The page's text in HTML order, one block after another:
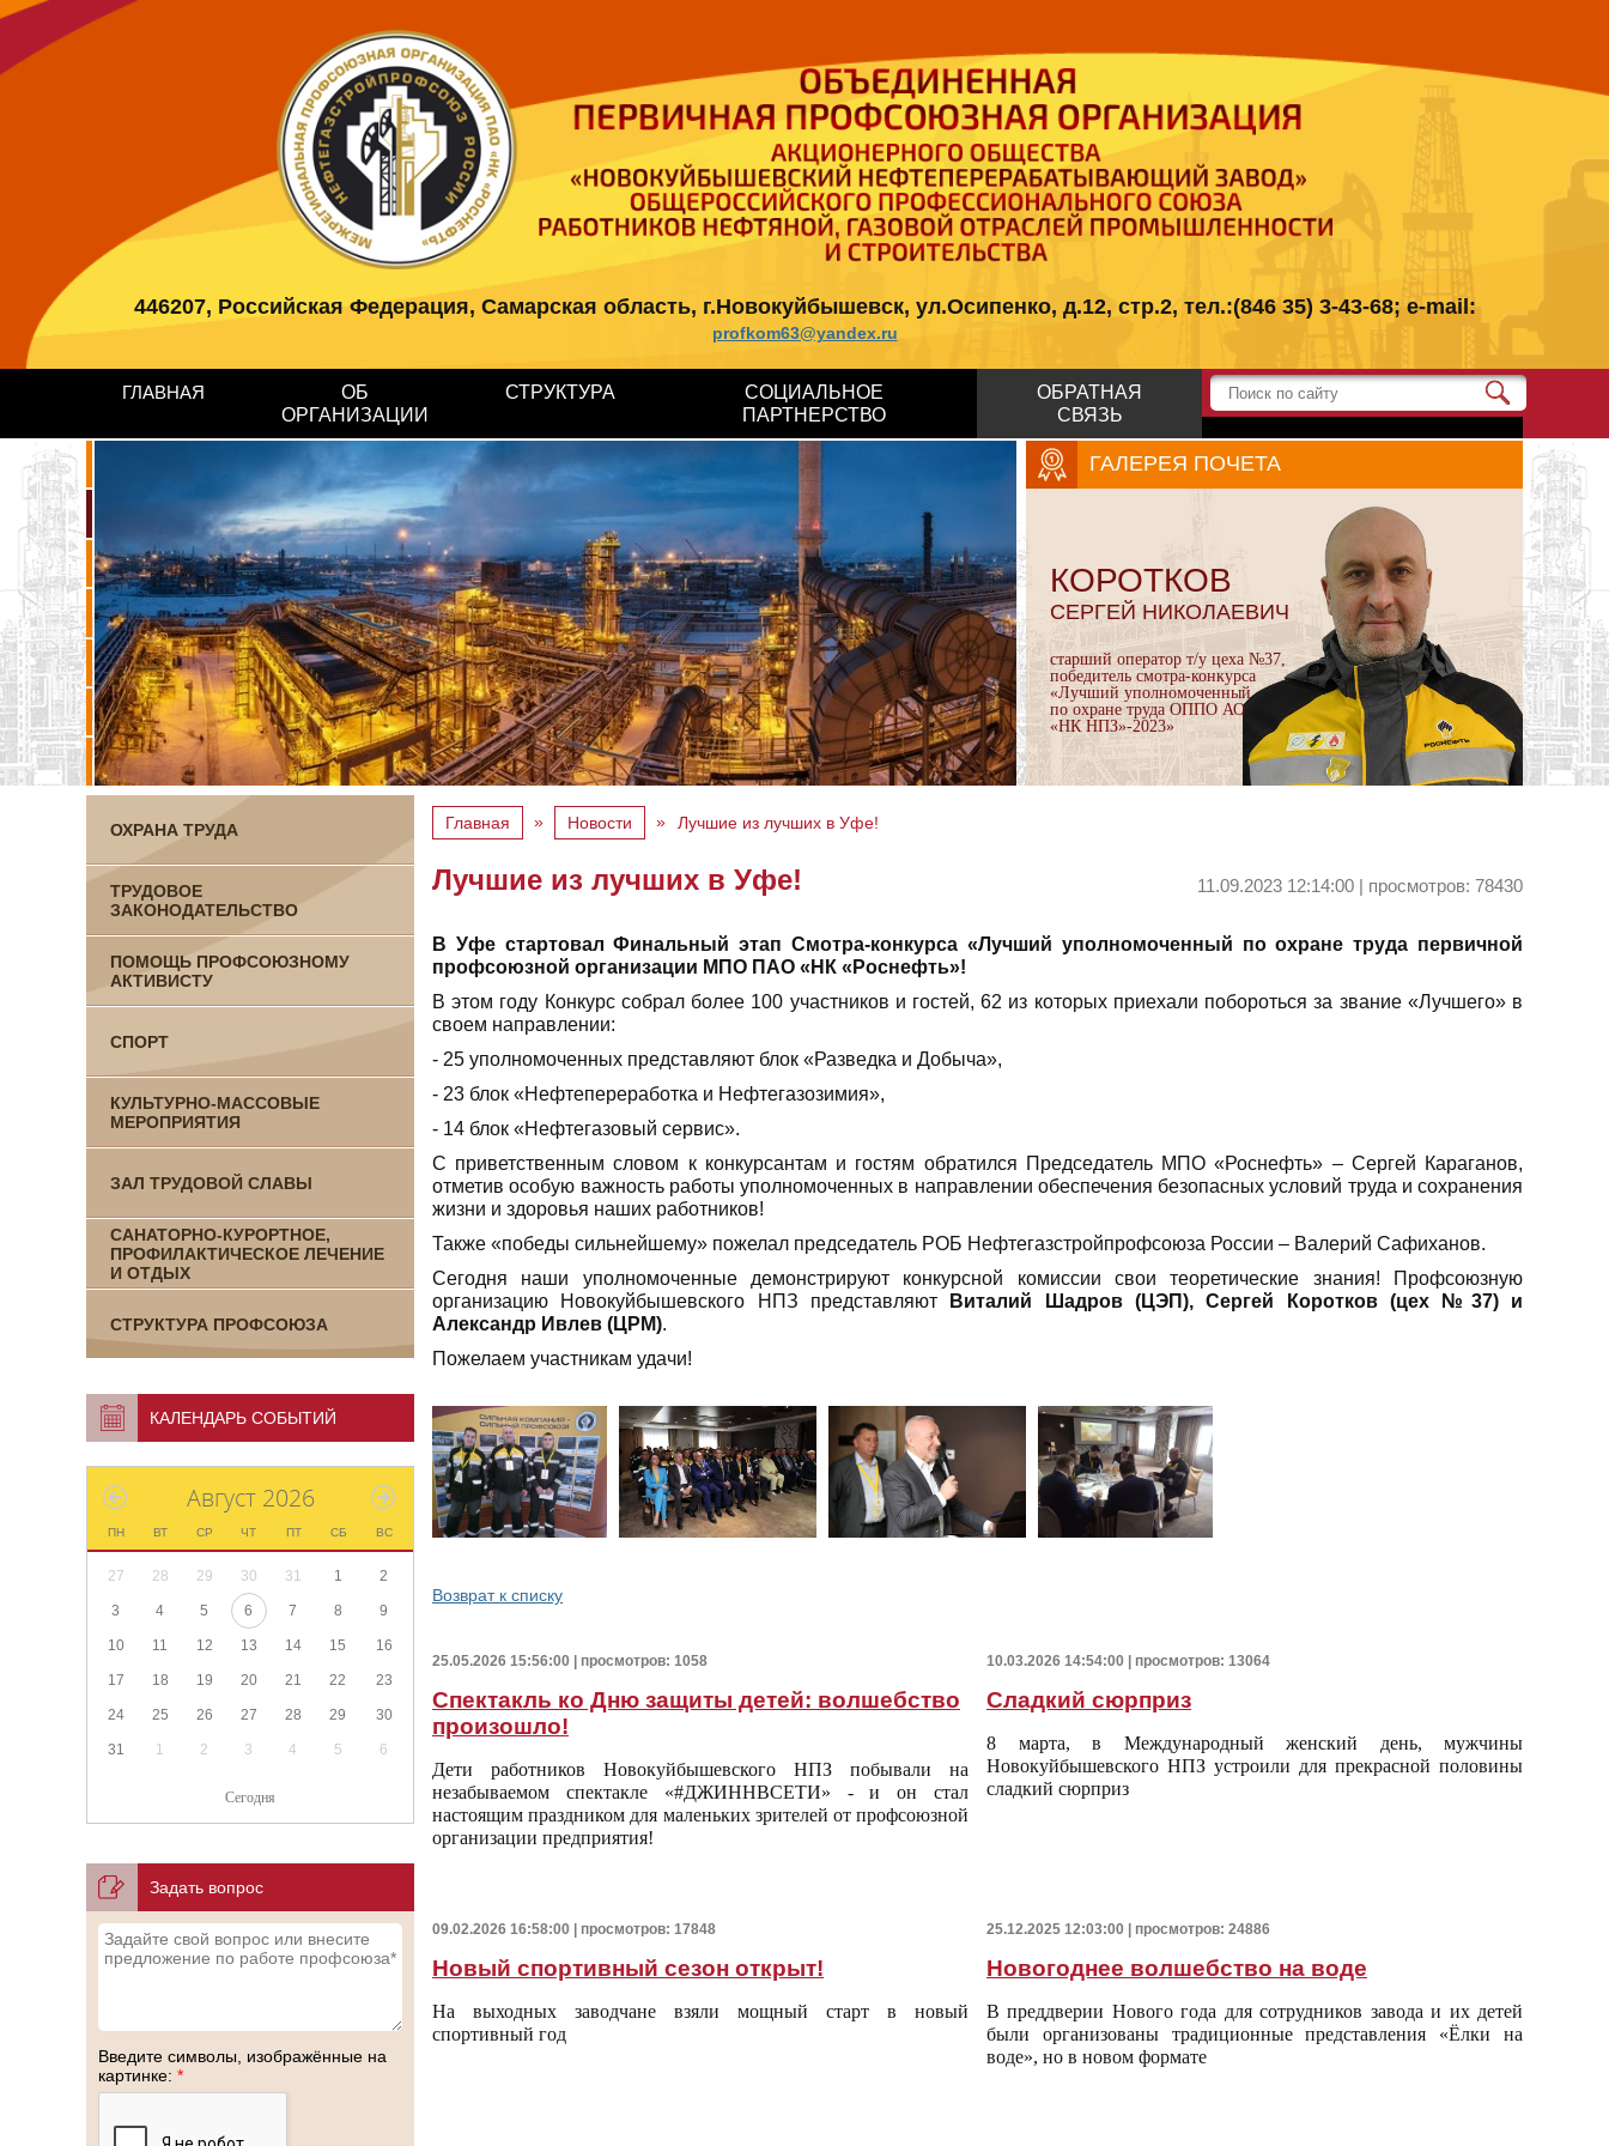
446207, Российская Федерация, Самарская область, г.Новокуйбышевск, ул.Осипенко, д.12, стр.2, тел.:(846 35) 3-43-68; e-mail:
profkom63@yandex.ru
ГЛАВНАЯ
ОБ
ОРГАНИЗАЦИИ
СТРУКТУРА
СОЦИАЛЬНОЕ
ПАРТНЕРСТВО
ОБРАТНАЯ
СВЯЗЬ
ГАЛЕРЕЯ ПОЧЕТА
КОРОТКОВ
СЕРГЕЙ НИКОЛАЕВИЧ
старший оператор т/у цеха №37,
победитель смотра-конкурса
«Лучший уполномоченный
по охране труда ОППО АО
«НК НПЗ»-2023»
ОХРАНА ТРУДА
ТРУДОВОЕ
ЗАКОНОДАТЕЛЬСТВО
ПОМОЩЬ ПРОФСОЮЗНОМУ
АКТИВИСТУ
СПОРТ
КУЛЬТУРНО-МАССОВЫЕ
МЕРОПРИЯТИЯ
ЗАЛ ТРУДОВОЙ СЛАВЫ
САНАТОРНО-КУРОРТНОЕ,
ПРОФИЛАКТИЧЕСКОЕ ЛЕЧЕНИЕ
И ОТДЫХ
СТРУКТУРА ПРОФСОЮЗА
КАЛЕНДАРЬ СОБЫТИЙ
Август 2026
ПН ВТ СР ЧТ ПТ СБ ВС
27 28 29 30 31 1 2
3 4 5 6 7 8 9
10 11 12 13 14 15 16
17 18 19 20 21 22 23
24 25 26 27 28 29 30
31 1 2 3 4 5 6
Сегодня
Задать вопрос
Введите символы, изображённые на
картинке: *
Главная » Новости » Лучшие из лучших в Уфе!
Лучшие из лучших в Уфе! 11.09.2023 12:14:00 | просмотров: 78430
В Уфе стартовал Финальный этап Смотра-конкурса «Лучший уполномоченный по охране труда первичной
профсоюзной организации МПО ПАО «НК «Роснефть»!
В этом году Конкурс собрал более 100 участников и гостей, 62 из которых приехали побороться за звание «Лучшего» в
своем направлении:
- 25 уполномоченных представляют блок «Разведка и Добыча»,
- 23 блок «Нефтепереработка и Нефтегазозимия»,
- 14 блок «Нефтегазовый сервис».
С приветственным словом к конкурсантам и гостям обратился Председатель МПО «Роснефть» – Сергей Караганов,
отметив особую важность работы уполномоченных в направлении обеспечения безопасных условий труда и сохранения
жизни и здоровья наших работников!
Также «победы сильнейшему» пожелал председатель РОБ Нефтегазстройпрофсоюза России – Валерий Сафиханов.
Сегодня наши уполномоченные демонстрируют конкурсной комиссии свои теоретические знания! Профсоюзную
организацию Новокуйбышевского НПЗ представляют
Виталий Шадров (ЦЭП), Сергей Коротков (цех №37) и
Александр Ивлев (ЦРМ).
Пожелаем участникам удачи!
Возврат к списку
25.05.2026 15:56:00 | просмотров: 1058
Спектакль ко Дню защиты детей: волшебство
произошло!
Дети работников Новокуйбышевского НПЗ побывали на
незабываемом спектакле «#ДЖИННВСЕТИ» - и он стал
настоящим праздником для маленьких зрителей от профсоюзной
организации предприятия!
10.03.2026 14:54:00 | просмотров: 13064
Сладкий сюрприз
8 марта, в Международный женский день, мужчины
Новокуйбышевского НПЗ устроили для прекрасной половины
сладкий сюрприз
09.02.2026 16:58:00 | просмотров: 17848
Новый спортивный сезон открыт!
На выходных заводчане взяли мощный старт в новый
спортивный год
25.12.2025 12:03:00 | просмотров: 24886
Новогоднее волшебство на воде
В преддверии Нового года для сотрудников завода и их детей
были организованы традиционные представления «Ёлки на
воде», но в новом формате